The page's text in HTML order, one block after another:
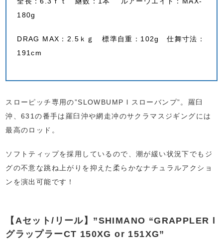
180g
DRAG MAX：2.5ｋｇ 標準自重：102g 仕舞寸法：
191cm
スローピッチ専用の”SLOWBUMP l スローバンプ”。羅臼
沖、631の番手は羅臼沖や網走冲のサクラマスジギングには
最高のロッド。
ソフトティップを採用しているので、潮が緩い状況下でもジ
グの不意な跳ね上がりを抑えた柔らかなナチュラルアクショ
ンを演出可能です！
【Aセット/リール】”SHIMANO “GRAPPLER l
グラップラーCT 150XG or 151XG”